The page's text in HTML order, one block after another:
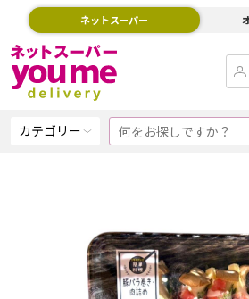
ネットスーパー
カテゴリー